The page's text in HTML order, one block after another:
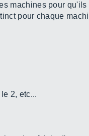
machines pour qu'ils
pour chaque
2, etc...